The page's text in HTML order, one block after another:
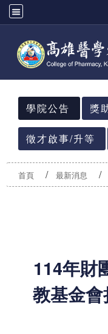
:::
學院公告
獎
徵才啟事/升等
首頁 最新消息
114年財
教基金